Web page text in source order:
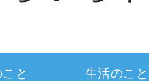
と 生活のこと